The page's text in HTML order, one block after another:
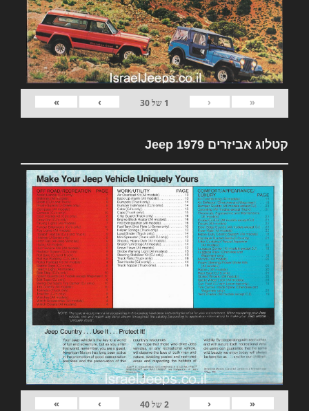
«
‹
1 של30
›
»
קטלוג אביזרים 1979 Jeep
«
‹
2של40
›
»